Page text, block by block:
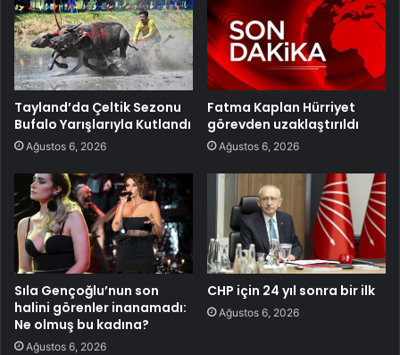
Tayland’da Çeltik Sezonu
Bufalo Yarışlarıyla Kutlandı
Ağustos 6, 2026
Fatma Kaplan Hürriyet
görevden uzaklaştırıldı
Ağustos 6, 2026
Sıla Gençoğlu’nun son
halini görenler inanamadı:
Ne olmuş bu kadına?
Ağustos 6, 2026
CHP için 24 yıl sonra bir ilk
Ağustos 6, 2026